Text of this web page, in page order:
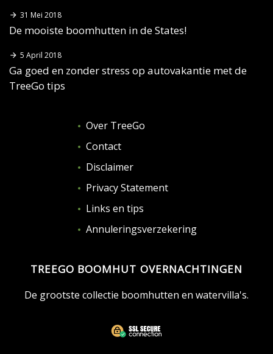
31 Mei 2018
De mooiste boomhutten in de States!
5 April 2018
Ga goed en zonder stress op autovakantie met de
TreeGo tips
Over TreeGo
Contact
Disclaimer
Privacy Statement
Links en tips
Annuleringsverzekering
TREEGO BOOMHUT OVERNACHTINGEN
De grootste collectie boomhutten en watervilla's.